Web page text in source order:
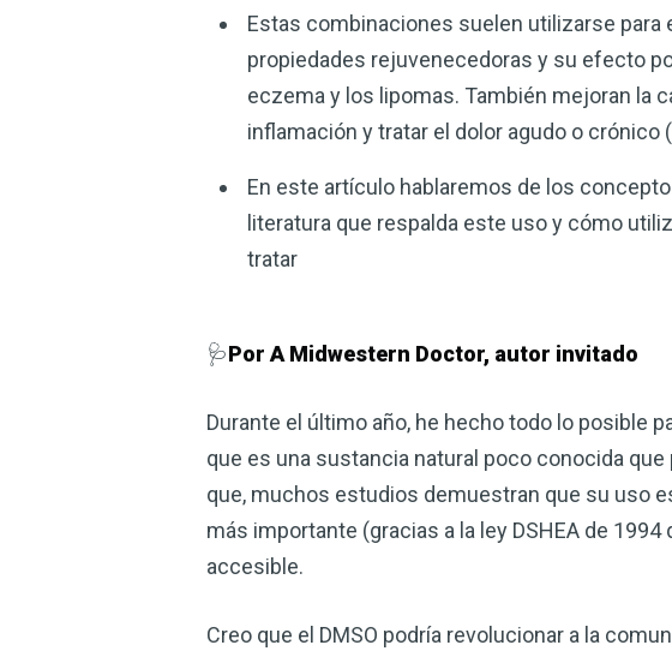
Estas combinaciones suelen utilizarse para
propiedades rejuvenecedoras y su efecto
eczema y los lipomas. También mejoran la
inflamación y tratar el dolor agudo o
En este artículo hablaremos de los
literatura que respalda este uso y cómo
tratar
🩺Por A Midwestern Doctor, autor invitado
Durante el último año, he hecho todo lo posible
que es una sustancia natural poco conocida
que, muchos estudios demuestran que su uso
más importante (gracias a la ley DSHEA de
accesible.
Creo que el DMSO podría revolucionar a la